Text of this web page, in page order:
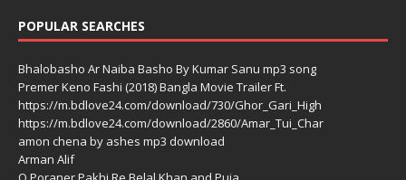
POPULAR SEARCHES
Bhalobasho Ar Naiba Basho By Kumar Sanu mp3 song
Premer Keno Fashi (2018) Bangla Movie Trailer Ft.
https://m.bdlove24.com/download/730/Ghor_Gari_High
https://m.bdlove24.com/download/2860/Amar_Tui_Char
amon chena by ashes mp3 download
Arman Alif